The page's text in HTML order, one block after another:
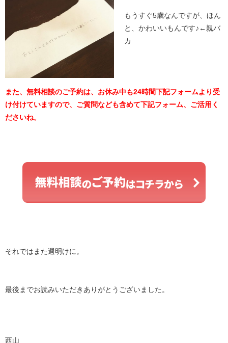
もうすぐ5歳なんですが、ほん
と、かわいいもんです♪←親バ
カ
また、無料相談のご予約は、お休み中も24時間下記フォームより受
け付けていますので、ご質問なども含めて下記フォーム、ご活用く
ださいね。
それではまた週明けに。
最後までお読みいただきありがとうございました。
西山